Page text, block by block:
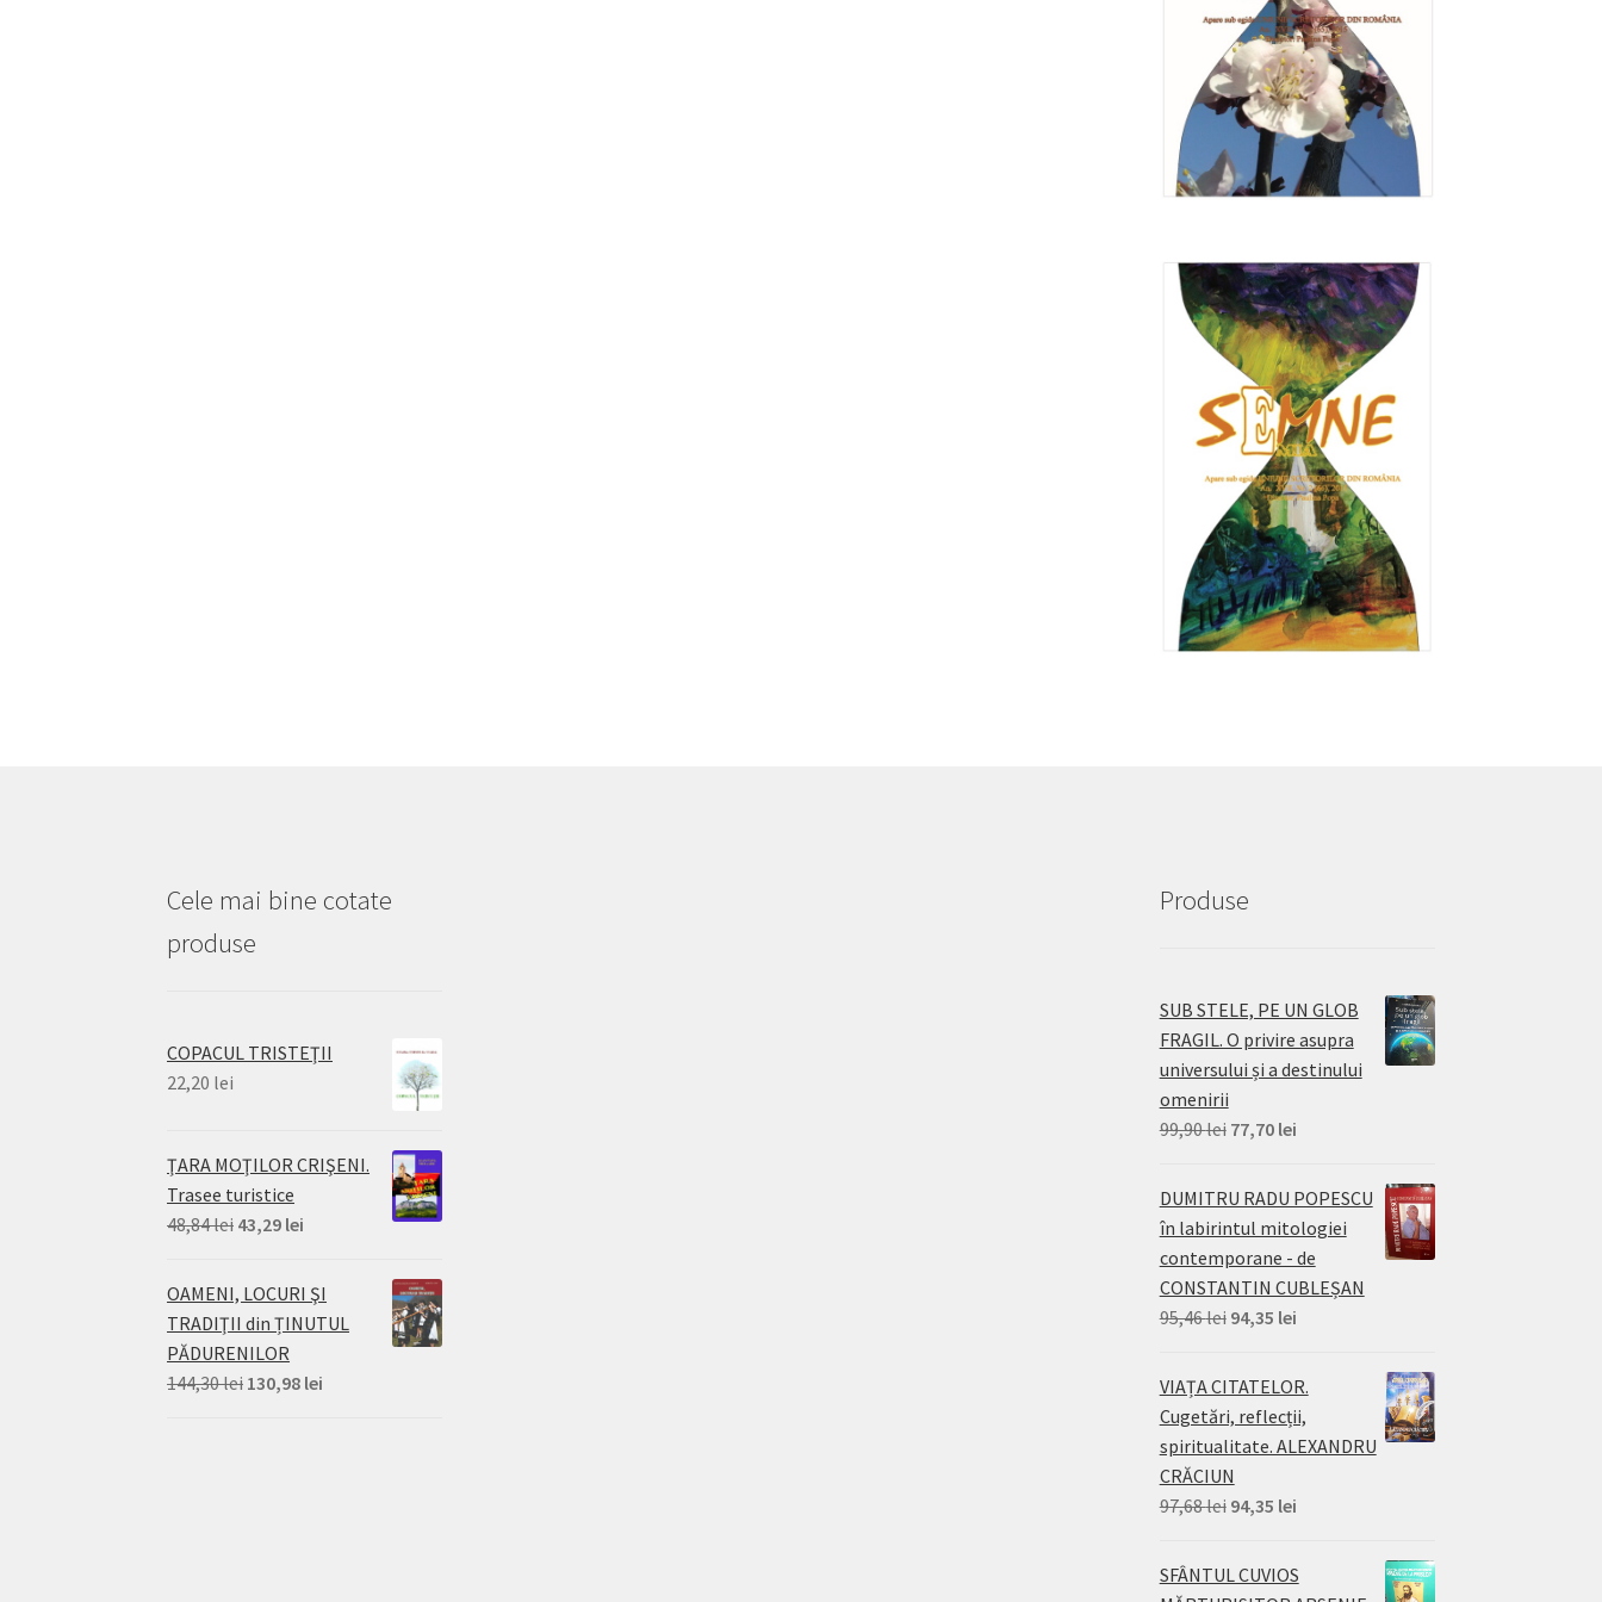
Cele mai bine cotate
produse
COPACUL TRISTEŢII
22,20 lei
ŢARA MOŢILOR CRIŞENI.
Trasee turistice
48,84lei Prețul
a
fost:
48,84 lei.
43,29 lei
este:
43,29 lei.
OAMENI, LOCURI ŞI
TRADIŢII din ȚINUTUL
PĂDURENILOR
144,30lei Prețul
130,98 lei
Produse
SUB STELE, PE UN GLOB
FRAGIL. O privire asupra
universului și a destinului
omenirii
99,90lei Prețul
a
fost:
77,70 leiPrețul
este:
77,70 lei.
DUMITRU RADU POPESCU
în labirintul mitologiei
contemporane - de
CONSTANTIN CUBLEȘAN
95,46lei Prețul
a
fost:
95,46 lei.
94,35 leiPrețul
este:
94,35 lei.
VIAȚA CITATELOR.
Cugetări, reflecții,
spiritualitate. ALEXANDRU
CRĂCIUN
97,68lei Prețul
a
fost:
94,35 leiPrețul
este:
94,35 lei.
SFÂNTUL CUVIOS